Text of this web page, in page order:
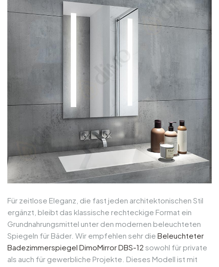
Für zeitlose Eleganz, die fast jeden architektonischen Stil
ergänzt, bleibt das klassische rechteckige Format ein
Grundnahrungsmittel unter den modernen beleuchteten
Spiegeln für Bäder. Wir empfehlen sehr die Beleuchteter
Badezimmerspiegel DimoMirror DBS-12 sowohl für private
als auch für gewerbliche Projekte. Dieses Modell ist mit